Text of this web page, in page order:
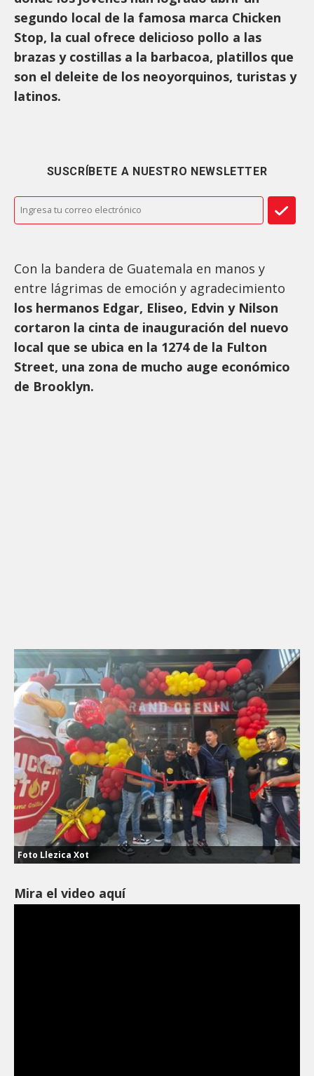
segundo local de la famosa marca Chicken
Stop, la cual ofrece delicioso pollo a las
brazas y costillas a la barbacoa, platillos que
son el deleite de los neoyorquinos, turistas y
latinos.
SUSCRÍBETE A NUESTRO NEWSLETTER
Con la bandera de Guatemala en manos y
entre lágrimas de emoción y agradecimiento
los hermanos Edgar, Eliseo, Edvin y Nilson
cortaron la cinta de inauguración del nuevo
local que se ubica en la 1274 de la Fulton
Street, una zona de mucho auge económico
de Brooklyn.
Foto Llezica Xot
Mira el video aquí